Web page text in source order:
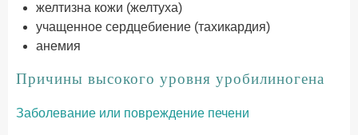
желтизна кожи (желтуха)
учащенное сердцебиение (тахикардия)
анемия
Причины высокого уровня уробилиногена
Заболевание или повреждение печени